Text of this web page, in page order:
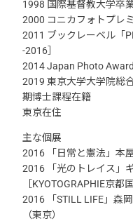
1998 国際基督教大学卒
2000 コニカフォトプレ
2011 ブックレーベル「
-2016］
2014 Japan Photo Award
2019 東京大学大学院総
期博士課程在籍
東京在住
主な個展
2016 「日常と憲法」本
2016 「光のトレイス」
［KYOTOGRAPHIE京都
2016 「STILL LIFE」森
（東京）